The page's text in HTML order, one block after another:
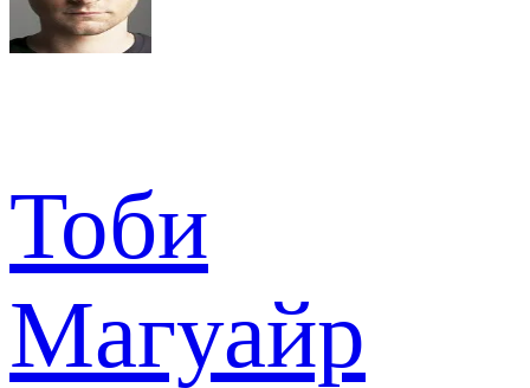
Тоби
Магуайр